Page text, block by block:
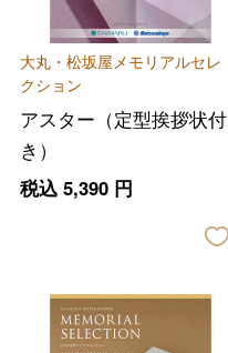
大丸・松坂屋メモリアルセレ
クション
アスター（定型挨拶状付
き）
税込 5,390円